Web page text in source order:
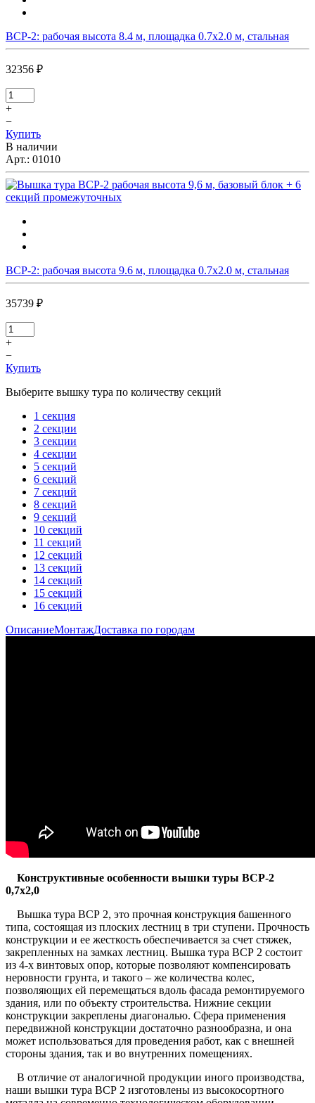
ВСР-2: рабочая высота 8.4 м, площадка 0.7х2.0 м, стальная
32356 ₽
+
−
Купить
В наличии
Арт.: 01010
ВСР-2: рабочая высота 9.6 м, площадка 0.7х2.0 м, стальная
35739 ₽
+
−
Купить
Выберите вышку тура по количеству секций
1 секция
2 секции
3 секции
4 секции
5 секций
6 секций
7 секций
8 секций
9 секций
10 секций
11 секций
12 секций
13 секций
14 секций
15 секций
16 секций
ОписаниеМонтажДоставка по городам
Конструктивные особенности вышки туры ВСР-2
0,7х2,0
Вышка тура ВСР 2, это прочная конструкция башенного
типа, состоящая из плоских лестниц в три ступени. Прочность
конструкции и ее жесткость обеспечивается за счет стяжек,
закрепленных на замках лестниц. Вышка тура ВСР 2 состоит
из 4-х винтовых опор, которые позволяют компенсировать
неровности грунта, и такого – же количества колес,
позволяющих ей перемещаться вдоль фасада ремонтируемого
здания, или по объекту строительства. Нижние секции
конструкции закреплены диагональю. Сфера применения
передвижной конструкции достаточно разнообразна, и она
может использоваться для проведения работ, как с внешней
стороны здания, так и во внутренних помещениях.
В отличие от аналогичной продукции иного производства,
наши вышки тура ВСР 2 изготовлены из высокосортного